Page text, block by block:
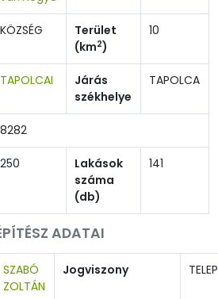
KÖZSÉG
Terület
(km2)
10
TAPOLCAI
Járás
székhelye
TAPOLCA
8282
250
Lakások
száma
(db)
141
ADATAI
SZABÓ
ZOLTÁN
Jogviszony